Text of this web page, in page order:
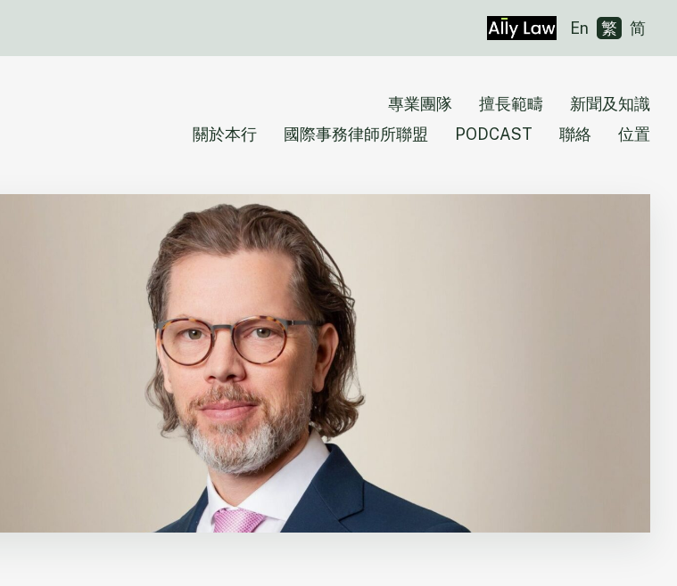
En 繁 简
專業團隊 擅長範疇
新聞及知識
關於本行
國際事務律師所聯盟 PODCAST 聯絡 位置